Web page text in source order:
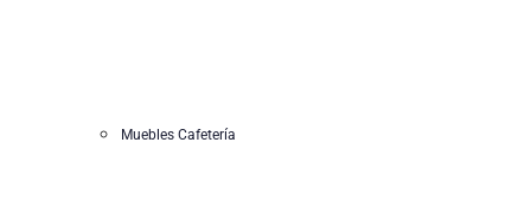
Muebles Cafetería